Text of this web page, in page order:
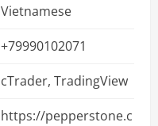
Vietnamese
+79990102071
cTrader, TradingView
https://pepperstone.c